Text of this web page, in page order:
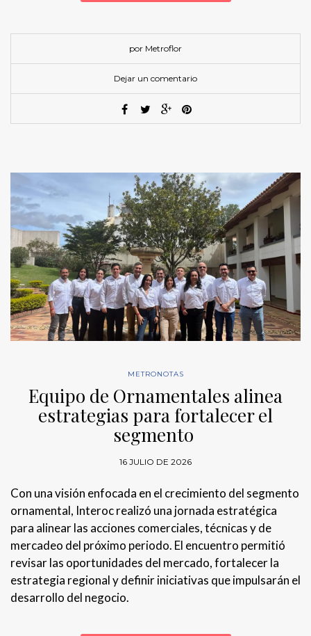
por Metroflor
Dejar un comentario
METRONOTAS
Equipo de Ornamentales alinea
estrategias para fortalecer el
segmento
16 JULIO DE 2026
Con una visión enfocada en el crecimiento del segmento
ornamental, Interoc realizó una jornada estratégica
para alinear las acciones comerciales, técnicas y de
mercadeo del próximo periodo. El encuentro permitió
revisar las oportunidades del mercado, fortalecer la
estrategia regional y definir iniciativas que impulsarán el
desarrollo del negocio.